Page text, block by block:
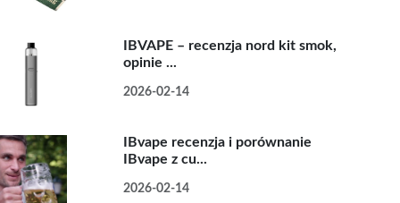
IBVAPE – recenzja nord kit smok,
opinie ...
2026-02-14
IBvape recenzja i porównanie
IBvape z cu...
2026-02-14